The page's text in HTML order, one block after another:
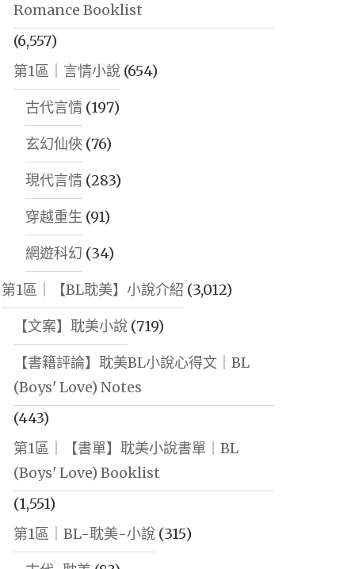
Romance Booklist
(6,557)
第1區｜言情小說(654)
古代言情(197)
玄幻仙俠 (76)
現代言情(283)
穿越重生 (91)
網遊科幻 (34)
第1區｜【BL耽美】小說介紹 (3,012)
【文案】耽美小說(719)
【書籍評論】耽美BL小說心得文｜BL
(Boys' Love) Notes
(443)
第1區｜【書單】耽美小說書單｜BL
(Boys' Love) Booklist
(1,551)
第1區｜BL-耽美-小說(315)